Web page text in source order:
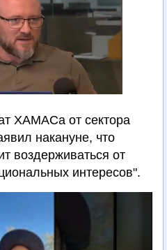
ХАМАСа от сектора
накануне, что
воздерживаться от
интересов".